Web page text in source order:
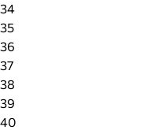
34
35
36
37
38
39
40